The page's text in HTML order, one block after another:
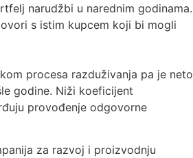
narudžbi u narednim godinama.
s istim kupcem koji bi mogli
procesa razduživanja pa je neto
godine. Niži koeficijent
provođenje odgovorne
za razvoj i proizvodnju